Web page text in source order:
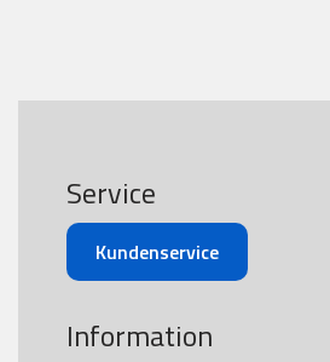
Service
Kundenservice
Information